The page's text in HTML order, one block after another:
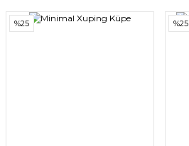
%25 %25